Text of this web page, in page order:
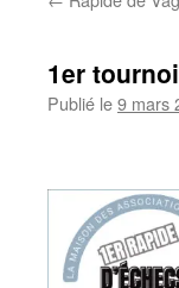
1er
Publié le9 mars